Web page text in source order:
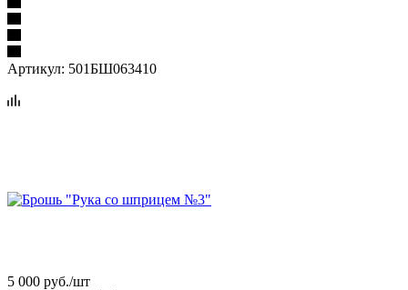
Артикул: 501БШ063410
5 000 руб./шт